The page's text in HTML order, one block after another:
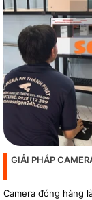
GIẢI PHÁP
Camera đóng hàng